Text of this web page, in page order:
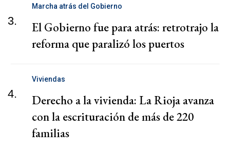
3.
Marcha atrás del Gobierno
El Gobierno fue para atrás: retrotrajo la
reforma que paralizó los puertos
4.
Viviendas
Derecho a la vivienda: La Rioja avanza
con la escrituración de más de 220
familias